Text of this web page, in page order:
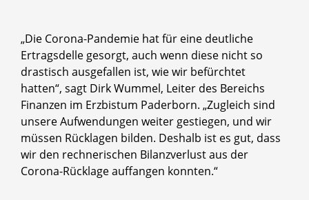
„Die Corona-Pandemie hat für eine deutliche
Ertragsdelle gesorgt, auch wenn diese nicht so
drastisch ausgefallen ist, wie wir befürchtet
hatten“, sagt Dirk Wummel, Leiter des Bereichs
Finanzen im Erzbistum Paderborn. „Zugleich sind
unsere Aufwendungen weiter gestiegen, und wir
müssen Rücklagen bilden. Deshalb ist es gut, dass
wir den rechnerischen Bilanzverlust aus der
Corona-Rücklage auffangen konnten.“